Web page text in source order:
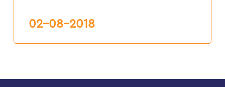
02-08-2018